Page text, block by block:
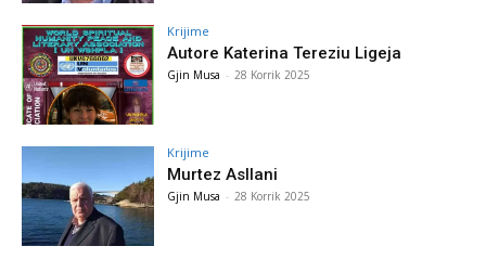
Krijime
Autore Katerina Tereziu Ligeja
Gjin Musa - 28 Korrik 2025
Krijime
Murtez Asllani
Gjin Musa - 28 Korrik 2025